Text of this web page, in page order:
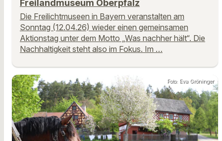
Freilandmuseum Oberpfalz
Die Freilichtmuseen in Bayern veranstalten am
Sonntag (12.04.26) wieder einen gemeinsamen
Aktionstag unter dem Motto „Was nachher hält“. Die
Nachhaltigkeit steht also im Fokus. Im …
Foto: Eva Gröninger